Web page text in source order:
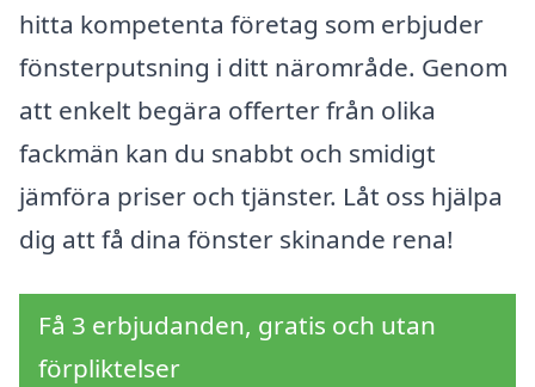
hitta kompetenta företag som erbjuder
fönsterputsning i ditt närområde. Genom
att enkelt begära offerter från olika
fackmän kan du snabbt och smidigt
jämföra priser och tjänster. Låt oss hjälpa
dig att få dina fönster skinande rena!
Få 3 erbjudanden, gratis och utan
förpliktelser